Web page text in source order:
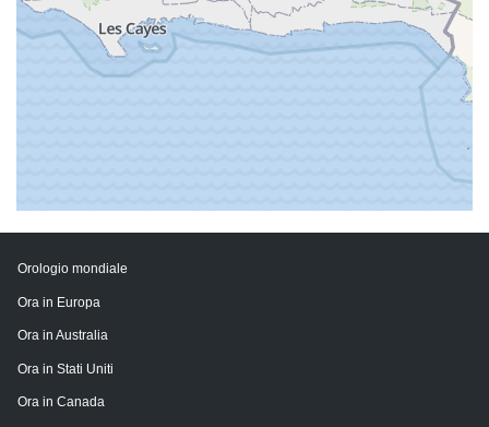
Orologio mondiale
Ora in Europa
Ora in Australia
Ora in Stati Uniti
Ora in Canada